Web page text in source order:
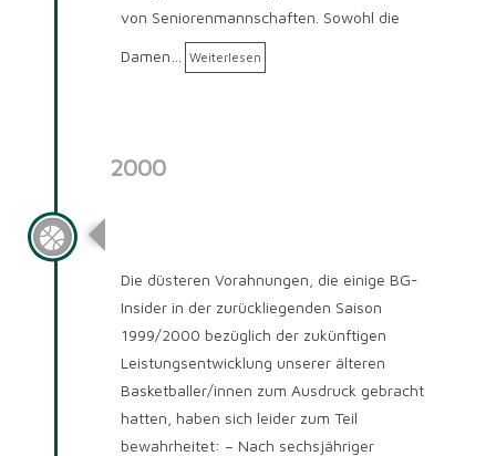
von Seniorenmannschaften. Sowohl die
Damen… Weiterlesen
2000
Die düsteren Vorahnungen, die einige BG-
Insider in der zurückliegenden Saison
1999/2000 bezüglich der zukünftigen
Leistungsentwicklung unserer älteren
Basketballer/innen zum Ausdruck gebracht
hatten, haben sich leider zum Teil
bewahrheitet: – Nach sechsjähriger